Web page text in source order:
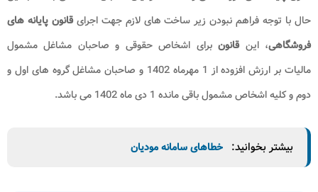
حال با توجه فراهم نبودن زیر ساخت های لازم جهت اجرایقانون پایانه های
فروشگاهی، اینقانونبرای اشخاص حقوقی و صاحبان مشاغل مشمول
مالیات بر ارزش افزوده از 1 مهرماه 1402 و صاحبان مشاغل گروه های اول و
دوم و کلیه اشخاص مشمول باقی مانده 1 دی ماه 1402 می باشد.
بیشتر بخوانید: خطاهای سامانه مودیان